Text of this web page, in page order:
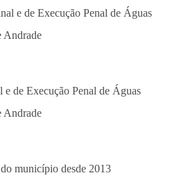
e de Execução Penal de Águas
Andrade